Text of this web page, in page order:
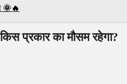
🌞🔥
प्रकार का मौसम रहेगा?